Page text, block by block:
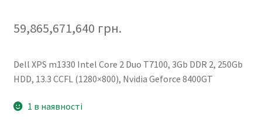
59,865,671,640 грн.
Dell XPS m1330 Intel Core 2 Duo T7100, 3Gb DDR 2, 250Gb
HDD, 13.3 CCFL (1280×800), Nvidia Geforce 8400GT
1 в наявності